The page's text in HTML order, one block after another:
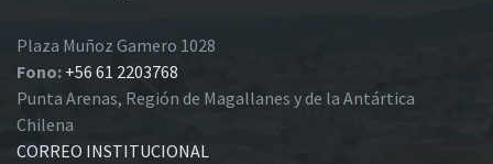
Plaza Muñoz Gamero 1028
Fono: +56 61 2203768
Punta Arenas, Región de Magallanes y de la Antártica
Chilena
CORREO INSTITUCIONAL